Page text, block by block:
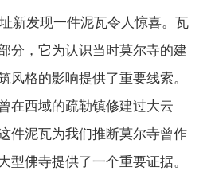
发现一件泥瓦令人惊喜。瓦
分，它为认识当时莫尔寺的建
风格的影响提供了重要线索。
在西域的疏勒镇修建过大云
件泥瓦为我们推断莫尔寺曾作
型佛寺提供了一个重要证据。